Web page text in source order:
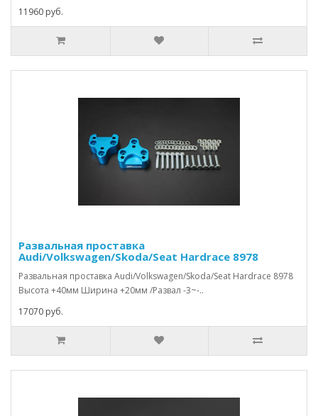
11960 руб.
Развальная проставка
Audi/Volkswagen/Skoda/Seat Hardrace 8978
Развальная проставка Audi/Volkswagen/Skoda/Seat Hardrace 8978
Высота +40мм Ширина +20мм /Развал -3~-..
17070 руб.